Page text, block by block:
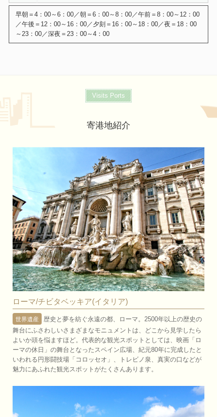
Visits Ports
寄港地紹介
ローマ/チビタベッキア(イタリア)
世界遺産
歴史と夢を紡ぐ永遠の都、ローマ。2500年以上の歴史の
舞台にふさわしいさまざまなモニュメントは、どこから見学したら
よいか頭を悩ますほど。代表的な観光スポットとしては、映画「ロ
ーマの休日」の舞台となったスペイン広場、紀元80年に完成したと
いわれる円形闘技場「コロッセオ」、トレビノ泉、真実の口などが
魅力にあふれた観光スポットがたくさんあります。